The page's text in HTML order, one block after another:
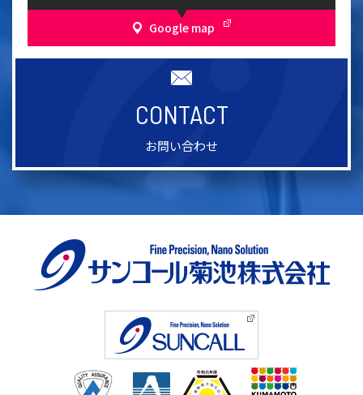
Google map
CONTACT
お問い合わせ